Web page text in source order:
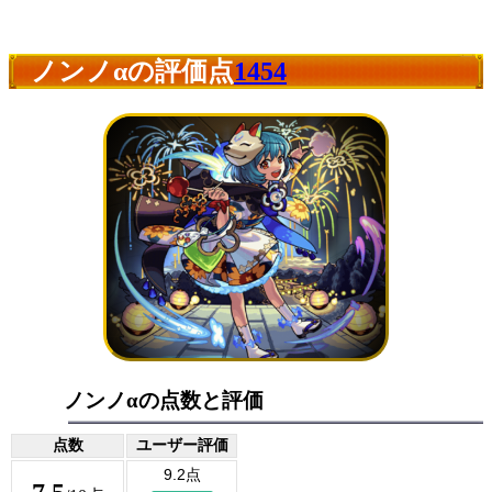
ノンノαの評価点1454
ノンノαの点数と評価
点数 ユーザー評価